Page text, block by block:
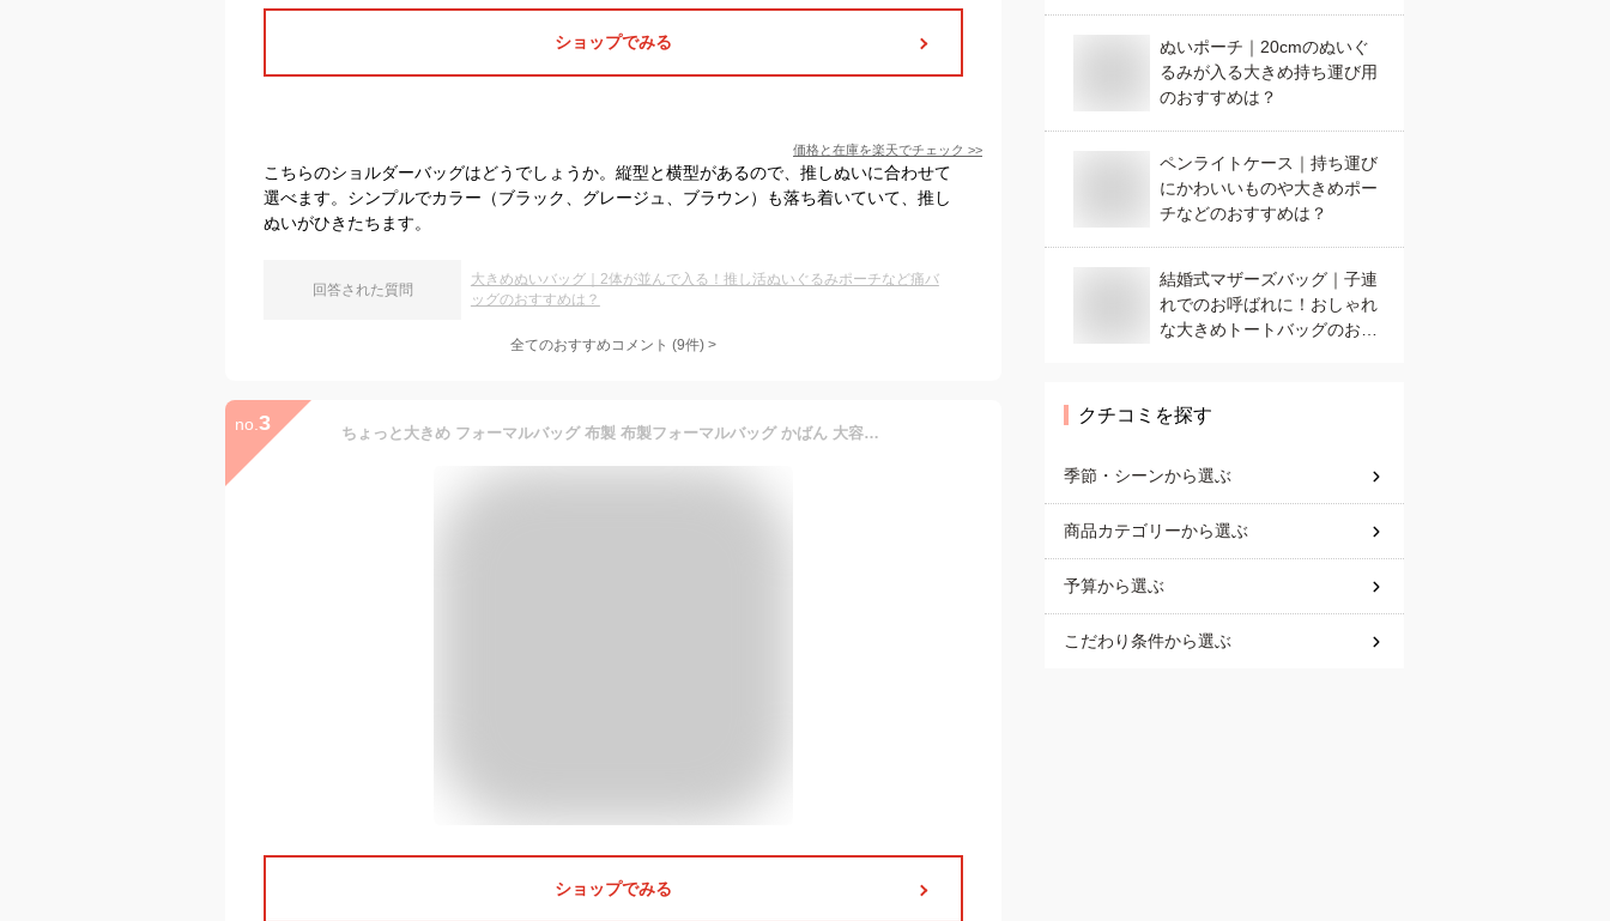
ショップでみる
価格と在庫を楽天でチェック >>
こちらのショルダーバッグはどうでしょうか。縦型と横型があるので、推しぬいに合わせて
選べます。シンプルでカラー（ブラック、グレージュ、ブラウン）も落ち着いていて、推し
ぬいがひきたちます。
回答された質問
大きめぬいバッグ｜2体が並んで入る！推し活ぬいぐるみポーチなど痛バ
ッグのおすすめは？
全てのおすすめコメント (9件) >
no. 3 ちょっと大きめ フォーマルバッグ 布製 布製フォーマルバッグ かばん 大容量 撥水 レディースバッグ 冠婚葬祭バッグ 大き目 撥水加工 喪服 礼服 ブラックフォーマル 布製バッグ 鞄 小物 バッグ 結婚式 葬儀 葬式 法事 弔事
ショップでみる
ぬいポーチ｜20cmのぬいぐ
るみが入る大きめ持ち運び用
のおすすめは？
ペンライトケース｜持ち運び
にかわいいものや大きめポー
チなどのおすすめは？
結婚式マザーズバッグ｜子連
れでのお呼ばれに！おしゃれ
な大きめトートバッグのおす
クチコミを探す
季節・シーンから選ぶ
商品カテゴリーから選ぶ
予算から選ぶ
こだわり条件から選ぶ